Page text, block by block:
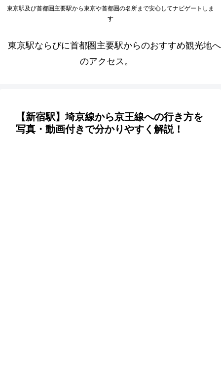
東京駅及び首都圏主要駅から東京や首都圏の名所まで安心してナビゲートしま
す
東京駅ならびに首都圏主要駅からのおすすめ観光地へ
のアクセス。
【新宿駅】埼京線から京王線への行き方を
写真・動画付きで分かりやすく解説！